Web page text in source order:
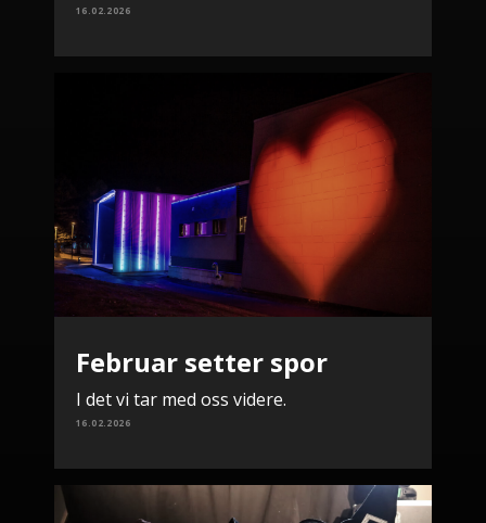
16.02.2026
Februar setter spor
I det vi tar med oss videre.
16.02.2026